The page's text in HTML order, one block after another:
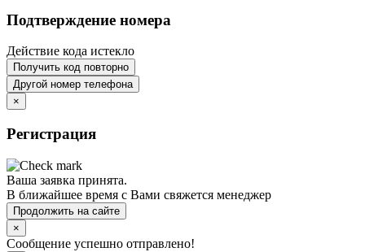
Подтверждение номера
Действие кода истекло
Получить код повторно
Другой номер телефона
×
Регистрация
Ваша заявка принята.
В ближайшее время с Вами свяжется менеджер
Продолжить на сайте
×
Сообщение успешно отправлено!